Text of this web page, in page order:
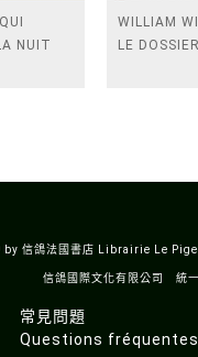
NUIT
WILLIAM
LE
by 信鴿法國書店 Librairie Le
信鴿國際文化有限公司 統
常見問題
Questions fréquentes